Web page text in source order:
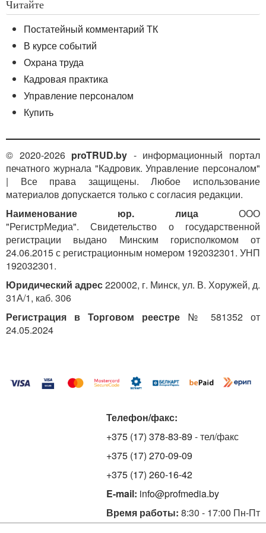
Для этого в приказе организации необходимо
указать, какие обозначения будут
применяться в табеле использования рабочего
времени: новые или ранее действовавшие.
Табель использования рабочего времени
заполняется ежедневно и составляется, как
правило, в одном экземпляре, подписывается
ответственным исполнителем, руководителем
структурного подразделения, работником кадровой
передается в бухгалтерию организации.
В табелях использования рабочего времени
вместе с буквенными обозначениями затрат
рабочего времени отмечаются количество часов
пребывания на работе, количество часов
сверхурочной работы, работы в государственные
праздники, праздничные и выходные дни, часы
работы в ночное время и т.п.
ОБРАТИТЕ ВНИМАНИЕ!
Срок хранения табеля использования
рабочего времени и годовой табельной
налоговыми органами проверка соблюдения
налогового законодательства не
типовых документов).
Единого квалификационного
справочника должностей служащих (ЕКСД)
«Должности служащих для всех видов
постановлениемМинистерства
Читайте
Постатейный комментарий ТК
В курсе событий
Охрана труда
Кадровая практика
Управление персоналом
Купить
© 2020-2026 proTRUD.by - информационный портал
печатного журнала "Кадровик. Управление персоналом"
| Все права защищены. Любое использование
материалов допускается только с согласия редакции.
Наименование юр. лицаООО
"РегистрМедиа". Свидетельство о государственной
регистрации выдано Минским горисполкомом от
24.06.2015 с регистрационным номером 192032301. УНП
192032301.
Юридический адрес220002, г. Минск, ул. В. Хоружей, д.
31А/1, каб. 306
Регистрация в Торговом реестре № 581352 от
24.05.2024
Телефон/факс:
+375 (17) 378-83-89 - тел/факс
+375 (17) 270-09-09
+375 (17) 260-16-42
E-mail: info@profmedia.by
Время работы: 8:30 - 17:00 Пн-Пт